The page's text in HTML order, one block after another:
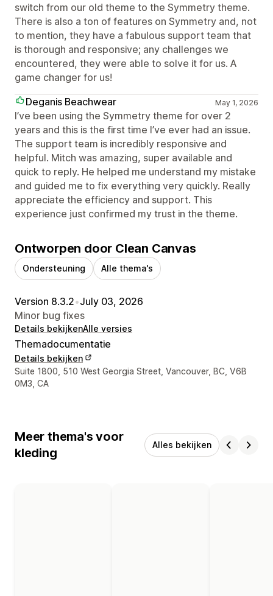
switch from our old theme to the Symmetry theme.
There is also a ton of features on Symmetry and, not
to mention, they have a fabulous support team that
is thorough and responsive; any challenges we
encountered, they were able to solve it for us. A
game changer for us!
Deganis Beachwear
May 1, 2026
I’ve been using the Symmetry theme for over 2
years and this is the first time I’ve ever had an issue.
The support team is incredibly responsive and
helpful. Mitch was amazing, super available and
quick to reply. He helped me understand my mistake
and guided me to fix everything very quickly. Really
appreciate the efficiency and support. This
experience just confirmed my trust in the theme.
Ontworpen door Clean Canvas
Ondersteuning Alle thema's
Version 8.3.2•July 03, 2026
Minor bug fixes
Details bekijkenAlle versies
Themadocumentatie
Details bekijken
Contactgegevens ontwerper
Suite 1800, 510 West Georgia Street, Vancouver, BC, V6B
0M3, CA
Meer thema's voor
kleding
Alles bekijken